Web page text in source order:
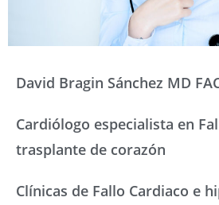
David Bragin Sánchez MD
Cardiólogo especialista en
trasplante de corazón
Clínicas de Fallo Cardiaco e